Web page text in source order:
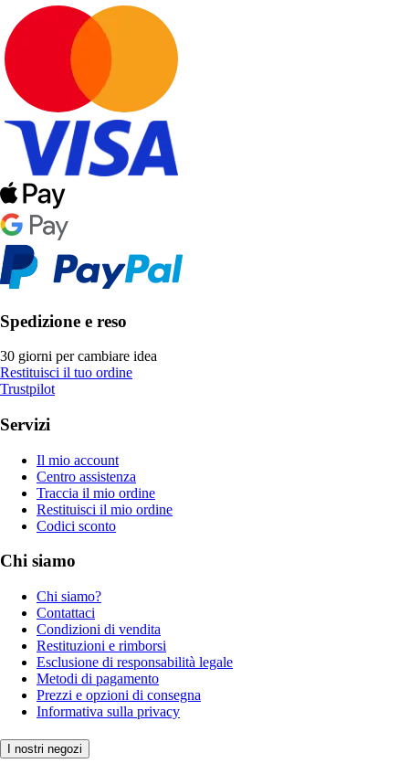
Spedizione e reso
30 giorni per cambiare idea
Restituisci il tuo ordine
Trustpilot
Servizi
Il mio account
Centro assistenza
Traccia il mio ordine
Restituisci il mio ordine
Codici sconto
Chi siamo
Chi siamo?
Contattaci
Condizioni di vendita
Restituzioni e rimborsi
Esclusione di responsabilità legale
Metodi di pagamento
Prezzi e opzioni di consegna
Informativa sulla privacy
I nostri negozi